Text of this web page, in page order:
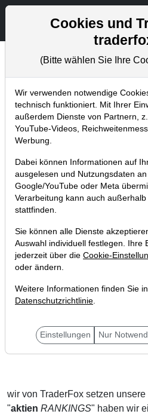
Aktuelles
Home Blog Aktuelles
Neu: aktien
um die besten
finden
14.12.2018 um 23:05 Uhr |
Liebe Anleger,
wir von TraderFox setzen
"aktien RANKINGS" haben wir
Cookies und
(Bitte wählen Sie Ihre
Wir verwenden notwendige
technisch funktioniert. Mit Ihrer
außerdem Dienste von Partnern,
YouTube-Videos,
Werbung.
Dabei können Informationen auf
ausgelesen und Nutzungsdaten
Google/YouTube oder Meta
Verarbeitung kann auch
stattfinden.
Sie können alle Dienste
Auswahl individuell festlegen. Ihre
jederzeit über die Cookie-
oder ändern.
Weitere Informationen finden Sie
Datenschutzrichtlinie.
Einstellungen Nur